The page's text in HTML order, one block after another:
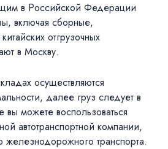
в Российской Федерации
включая сборные,
отгрузочных
в Москву.
осуществляются
далее груз следует в
вы можете воспользоваться
автотранспортной компании,
железнодорожного транспорта.